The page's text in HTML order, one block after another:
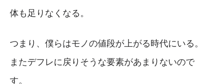
体も足りなくなる。
つまり、僕らはモノの値段が上がる時代にいる。
またデフレに戻りそうな要素があまりないので
す。